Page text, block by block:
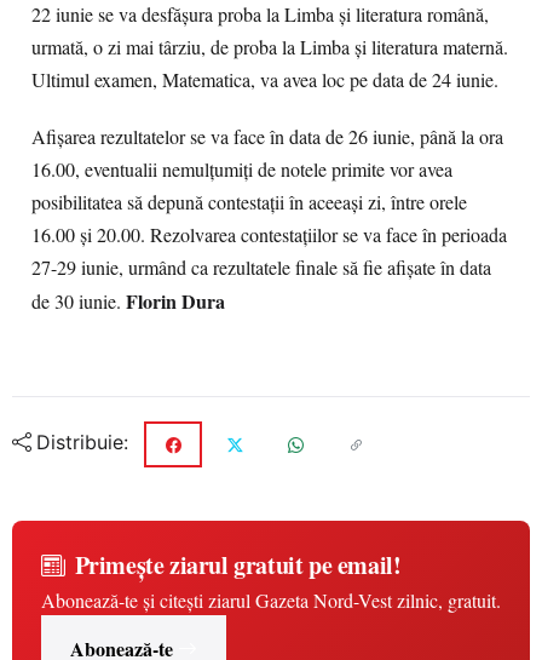
22 iunie se va desfăşura proba la Limba şi literatura română,
urmată, o zi mai târziu, de proba la Limba şi literatura maternă.
Ultimul examen, Matematica, va avea loc pe data de 24 iunie.
Afişarea rezultatelor se va face în data de 26 iunie, până la ora
16.00, eventualii nemulţumiţi de notele primite vor avea
posibilitatea să depună contestaţii în aceeaşi zi, între orele
16.00 şi 20.00. Rezolvarea contestaţiilor se va face în perioada
27-29 iunie, urmând ca rezultatele finale să fie afişate în data
de 30 iunie. Florin Dura
Distribuie:
Primește ziarul gratuit pe email!
Abonează-te și citești ziarul Gazeta Nord-Vest zilnic, gratuit.
Abonează-te